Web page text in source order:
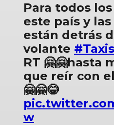
Para todos
este país y
están detrás
volante #Taxis
RT 🤗🤗hasta
que reír con
🤗🤗😂
w